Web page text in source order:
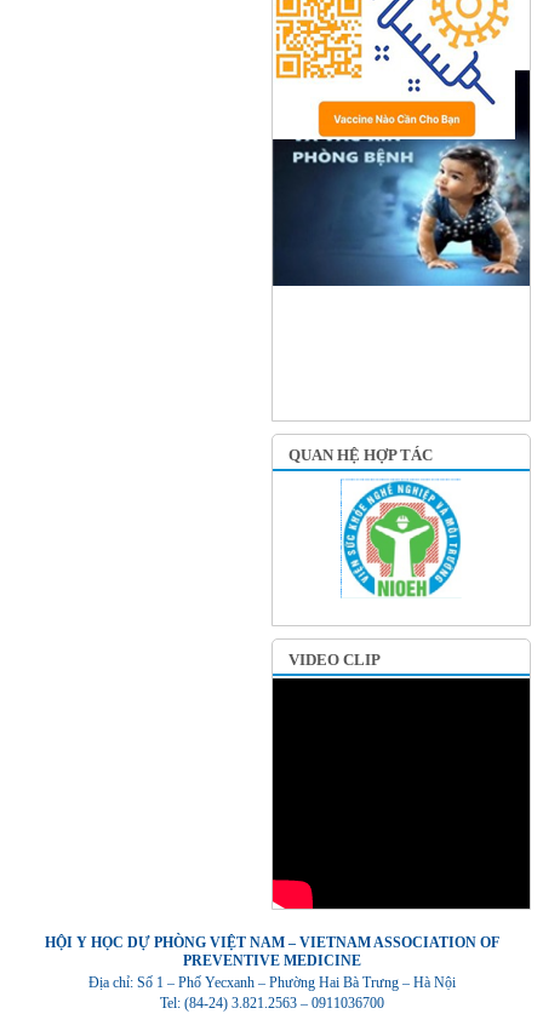
QUAN HỆ HỢP TÁC
VIDEO CLIP
HỘI Y HỌC DỰ PHÒNG VIỆT NAM – VIETNAM ASSOCIATION OF
PREVENTIVE MEDICINE
Địa chỉ: Số 1 – Phố Yecxanh – Phường Hai Bà Trưng – Hà Nội
Tel: (84-24) 3.821.2563 – 0911036700